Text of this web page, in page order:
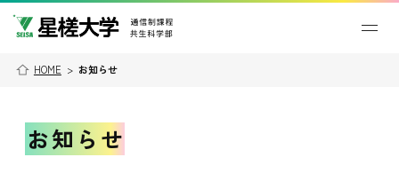
HOME > お知らせ
お知らせ